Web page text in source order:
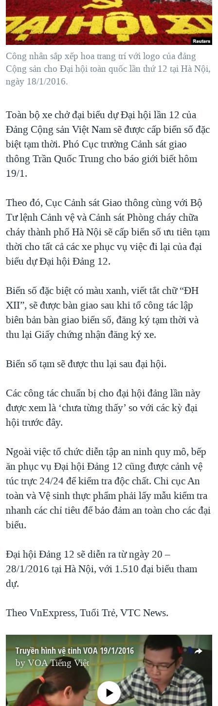
"Tìm"NGƯỜI VIỆT HẢI NGOẠI
ĐỜI SỐNG
KINH TẾ
KHOA HỌC
SỨC KHOẺ
THỂ THAO
GIÁO DỤC
TẠI
HÀNH TRÌNH BẦU CỬ 2024
MỘT NĂM CHIẾN TRANH TẠI DẢI GAZA
GIẢI MÃ VÀNH ĐAI & CON ĐƯỜNG
NGÀY TỊ NẠN THẾ GIỚI
CHI PHÍ CHIẾN TRANH AFGHANISTAN
CÁC GIÁ TRỊ CỘNG HÒA Ở VIỆT NAM
THƯỢNG ĐỈNH TRUMP-KIM TẠI VIỆT NAM
TRỊNH VĨNH BÌNH VS. CHÍNH PHỦ VIỆT NAM
BÊN KIA QUỐC LỘ: TIẾNG VỌNG TỪ NÔNG THÔN MỸ
QUAN HỆ VIỆT MỸ
VIDEO
NGHE
MẠNG XÃ HỘI
Công nhân sắp xếp hoa trang trí với logo của đảng
Cộng sản cho Đại hội toàn quốc lần thứ 12 tại Hà Nội,
ngày 18/1/2016.
Toàn bộ xe chở đại biểu dự Đại hội lần 12 của
Đảng Cộng sản Việt Nam sẽ được cấp biển số đặc
biệt tạm thời. Phó Cục trưởng Cảnh sát giao
thông Trần Quốc Trung cho báo giới biết hôm
19/1.
Theo đó, Cục Cảnh sát Giao thông cùng với Bộ
Tư lệnh Cảnh vệ và Cảnh sát Phòng cháy chữa
cháy thành phố Hà Nội sẽ cấp biển số ưu tiên tạm
thời cho tất cả các xe phục vụ việc đi lại của đại
biểu dự Đại hội Đảng 12.
Biển số đặc biệt có màu xanh, viết tắt chữ “ĐH
XII”, sẽ được bàn giao sau khi tổ công tác lập
biên bản bàn giao biển số, đăng ký tạm thời và
thu lại Giấy chứng nhận đăng ký xe.
Biển số tạm sẽ được thu lại sau đại hội.
Các công tác chuẩn bị cho đại hội đảng lần này
được xem là ‘chưa từng thấy’ so với các kỳ đại
hội trước đây.
Ngoài việc tổ chức diễn tập an ninh quy mô, bếp
ăn phục vụ Đại hội Đảng 12 cũng được cảnh vệ
túc trực 24/24 để kiểm tra độc chất. Chi cục An
toàn và Vệ sinh thực phẩm phải lấy mẫu kiểm tra
nhanh các chỉ tiêu để bảo đảm an toàn cho các đại
biểu.
Đại hội Đảng 12 sẽ diễn ra từ ngày 20 –
28/1/2016 tại Hà Nội, với 1.510 đại biểu tham
dự.
Theo VnExpress, Tuổi Trẻ, VTC News.
Truyền hình vệ tinh VOA 19/1/2016
byVOA Tiếng Việt
No media source currently available